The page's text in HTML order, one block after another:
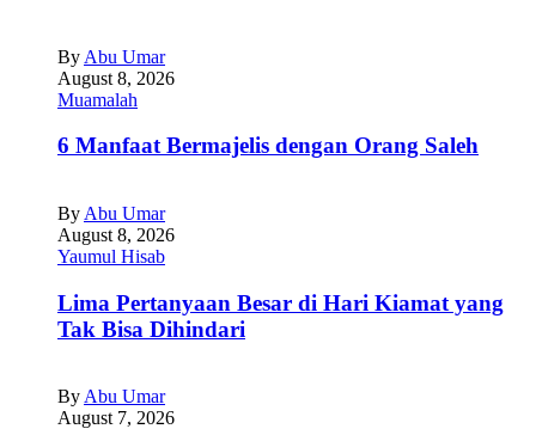
By Abu Umar
August 8, 2026
Muamalah
6 Manfaat Bermajelis dengan Orang Saleh
By Abu Umar
August 8, 2026
Yaumul Hisab
Lima Pertanyaan Besar di Hari Kiamat yang
Tak Bisa Dihindari
ByAbu Umar
August 7, 2026